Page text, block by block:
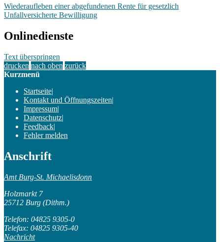
Wiederaufleben einer abgefundenen Rente für gesetzlich
Unfallversicherte Bewilligung
Onlinedienste
Text überspringen
drucken nach oben zurück
Kurzmenü
Startseite|
Kontakt und Öffnungszeiten|
Impressum|
Datenschutz|
Feedback|
Fehler melden
Anschrift
Amt Burg-St. Michaelisdonn
Holzmarkt 7
25712 Burg (Dithm.)
Telefon: 04825 9305-0
Telefax: 04825 9305-40
Nachricht